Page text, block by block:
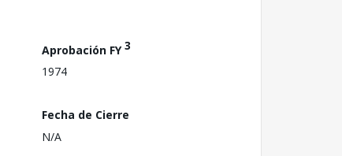
Aprobación FY3
1974
Fecha de Cierre
N/A